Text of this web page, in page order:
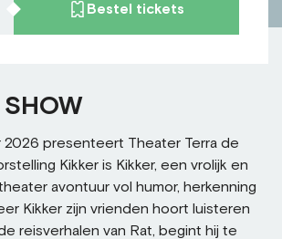
Bestel tickets
2026 presenteert Theater Terra de
Kikker is Kikker, een vrolijk en
avontuur vol humor, herkenning
Kikker zijn vrienden hoort luisteren
reisverhalen van Rat, begint hij te